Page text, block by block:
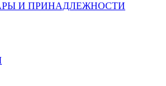
И ПРИНАДЛЕЖНОСТИ